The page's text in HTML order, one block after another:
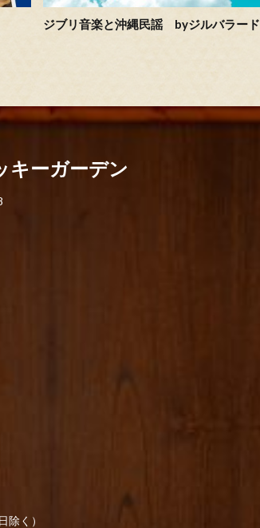
ジブリ音楽と沖縄民謡 byジルバラード
ーガーデン
除く）